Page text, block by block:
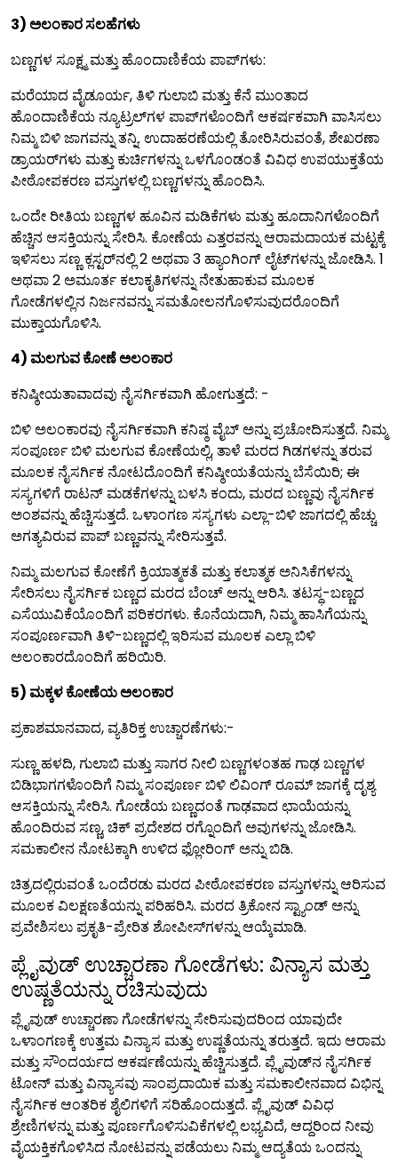
3) ಅಲಂಕಾರ ಸಲಹೆಗಳು
ಬಣ್ಣಗಳ ಸೂಕ್ಷ್ಮ ಮತ್ತು ಹೊಂದಾಣಿಕೆಯ ಪಾಪ್‌ಗಳು:
ಮರೆಯಾದ ವೈಡೂರ್ಯ, ತಿಳಿ ಗುಲಾಬಿ ಮತ್ತು ಕೆನೆ ಮುಂತಾದ
ಹೊಂದಾಣಿಕೆಯ ನ್ಯೂಟ್ರಲ್‌ಗಳ ಪಾಪ್‌ಗಳೊಂದಿಗೆ ಆಕರ್ಷಕವಾಗಿ ವಾಸಿಸಲು
ನಿಮ್ಮ ಬಿಳಿ ಜಾಗವನ್ನು ತನ್ನಿ. ಉದಾಹರಣೆಯಲ್ಲಿ ತೋರಿಸಿರುವಂತೆ, ಶೇಖರಣಾ
ಡ್ರಾಯರ್‌ಗಳು ಮತ್ತು ಕುರ್ಚಿಗಳನ್ನು ಒಳಗೊಂಡಂತೆ ವಿವಿಧ ಉಪಯುಕ್ತತೆಯ
ಪೀಠೋಪಕರಣ ವಸ್ತುಗಳಲ್ಲಿ ಬಣ್ಣಗಳನ್ನು ಹೊಂದಿಸಿ.
ಒಂದೇ ರೀತಿಯ ಬಣ್ಣಗಳ ಹೂವಿನ ಮಡಿಕೆಗಳು ಮತ್ತು ಹೂದಾನಿಗಳೊಂದಿಗೆ
ಹೆಚ್ಚಿನ ಆಸಕ್ತಿಯನ್ನು ಸೇರಿಸಿ. ಕೋಣೆಯ ಎತ್ತರವನ್ನು ಆರಾಮದಾಯಕ ಮಟ್ಟಕ್ಕೆ
ಇಳಿಸಲು ಸಣ್ಣ ಕ್ಲಸ್ಟರ್‌ನಲ್ಲಿ 2 ಅಥವಾ 3 ಹ್ಯಾಂಗಿಂಗ್ ಲೈಟ್‌ಗಳನ್ನು ಜೋಡಿಸಿ. 1
ಅಥವಾ 2 ಅಮೂರ್ತ ಕಲಾಕೃತಿಗಳನ್ನು ನೇತುಹಾಕುವ ಮೂಲಕ
ಗೋಡೆಗಳಲ್ಲಿನ ನಿರ್ಜನವನ್ನು ಸಮತೋಲನಗೊಳಿಸುವುದರೊಂದಿಗೆ
ಮುಕ್ತಾಯಗೊಳಿಸಿ.
4) ಮಲಗುವ ಕೋಣೆ ಅಲಂಕಾರ
ಕನಿಷ್ಠೀಯತಾವಾದವು ನೈಸರ್ಗಿಕವಾಗಿ ಹೋಗುತ್ತದೆ: -
ಬಿಳಿ ಅಲಂಕಾರವು ನೈಸರ್ಗಿಕವಾಗಿ ಕನಿಷ್ಠ ವೈಬ್ ಅನ್ನು ಪ್ರಚೋದಿಸುತ್ತದೆ. ನಿಮ್ಮ
ಸಂಪೂರ್ಣ ಬಿಳಿ ಮಲಗುವ ಕೋಣೆಯಲ್ಲಿ, ತಾಳೆ ಮರದ ಗಿಡಗಳನ್ನು ತರುವ
ಮೂಲಕ ನೈಸರ್ಗಿಕ ನೋಟದೊಂದಿಗೆ ಕನಿಷ್ಠೀಯತೆಯನ್ನು ಬೆಸೆಯಿರಿ; ಈ
ಸಸ್ಯಗಳಿಗೆ ರಾಟನ್ ಮಡಕೆಗಳನ್ನು ಬಳಸಿ ಕಂದು, ಮರದ ಬಣ್ಣವು ನೈಸರ್ಗಿಕ
ಅಂಶವನ್ನು ಹೆಚ್ಚಿಸುತ್ತದೆ. ಒಳಾಂಗಣ ಸಸ್ಯಗಳು ಎಲ್ಲಾ-ಬಿಳಿ ಜಾಗದಲ್ಲಿ ಹೆಚ್ಚು
ಅಗತ್ಯವಿರುವ ಪಾಪ್ ಬಣ್ಣವನ್ನು ಸೇರಿಸುತ್ತವೆ.
ನಿಮ್ಮ ಮಲಗುವ ಕೋಣೆಗೆ ಕ್ರಿಯಾತ್ಮಕತೆ ಮತ್ತು ಕಲಾತ್ಮಕ ಅನಿಸಿಕೆಗಳನ್ನು
ಸೇರಿಸಲು ನೈಸರ್ಗಿಕ ಬಣ್ಣದ ಮರದ ಬೆಂಚ್ ಅನ್ನು ಆರಿಸಿ. ತಟಸ್ಥ-ಬಣ್ಣದ
ಎಸೆಯುವಿಕೆಯೊಂದಿಗೆ ಪರಿಕರಗಳು. ಕೊನೆಯದಾಗಿ, ನಿಮ್ಮ ಹಾಸಿಗೆಯನ್ನು
ಸಂಪೂರ್ಣವಾಗಿ ತಿಳಿ-ಬಣ್ಣದಲ್ಲಿ ಇರಿಸುವ ಮೂಲಕ ಎಲ್ಲಾ ಬಿಳಿ
ಅಲಂಕಾರದೊಂದಿಗೆ ಹರಿಯಿರಿ.
5) ಮಕ್ಕಳ ಕೋಣೆಯ ಅಲಂಕಾರ
ಪ್ರಕಾಶಮಾನವಾದ, ವ್ಯತಿರಿಕ್ತ ಉಚ್ಚಾರಣೆಗಳು:-
ಸುಣ್ಣ ಹಳದಿ, ಗುಲಾಬಿ ಮತ್ತು ಸಾಗರ ನೀಲಿ ಬಣ್ಣಗಳಂತಹ ಗಾಢ ಬಣ್ಣಗಳ
ಬಿಡಿಭಾಗಗಳೊಂದಿಗೆ ನಿಮ್ಮ ಸಂಪೂರ್ಣ ಬಿಳಿ ಲಿವಿಂಗ್ ರೂಮ್ ಜಾಗಕ್ಕೆ ದೃಶ್ಯ
ಆಸಕ್ತಿಯನ್ನು ಸೇರಿಸಿ. ಗೋಡೆಯ ಬಣ್ಣದಂತೆ ಗಾಢವಾದ ಛಾಯೆಯನ್ನು
ಹೊಂದಿರುವ ಸಣ್ಣ, ಚಿಕ್ ಪ್ರದೇಶದ ರಗ್ನೊಂದಿಗೆ ಅವುಗಳನ್ನು ಜೋಡಿಸಿ.
ಸಮಕಾಲೀನ ನೋಟಕ್ಕಾಗಿ ಉಳಿದ ಫ್ಲೋರಿಂಗ್ ಅನ್ನು ಬಿಡಿ.
ಚಿತ್ರದಲ್ಲಿರುವಂತೆ ಒಂದೆರಡು ಮರದ ಪೀಠೋಪಕರಣ ವಸ್ತುಗಳನ್ನು ಆರಿಸುವ
ಮೂಲಕ ವಿಲಕ್ಷಣತೆಯನ್ನು ಪರಿಹರಿಸಿ. ಮರದ ತ್ರಿಕೋನ ಸ್ಟ್ಯಾಂಡ್ ಅನ್ನು
ಪ್ರವೇಶಿಸಲು ಪ್ರಕೃತಿ-ಪ್ರೇರಿತ ಶೋಪೀಸ್‌ಗಳನ್ನು ಆಯ್ಕೆಮಾಡಿ.
ಪ್ಲೈವುಡ್ ಉಚ್ಚಾರಣಾ ಗೋಡೆಗಳು: ವಿನ್ಯಾಸ ಮತ್ತು
ಉಷ್ಣತೆಯನ್ನು ರಚಿಸುವುದು
ಪ್ಲೈವುಡ್ ಉಚ್ಚಾರಣಾ ಗೋಡೆಗಳನ್ನು ಸೇರಿಸುವುದರಿಂದ ಯಾವುದೇ
ಒಳಾಂಗಣಕ್ಕೆ ಉತ್ತಮ ವಿನ್ಯಾಸ ಮತ್ತು ಉಷ್ಣತೆಯನ್ನು ತರುತ್ತದೆ. ಇದು ಆರಾಮ
ಮತ್ತು ಸೌಂದರ್ಯದ ಆಕರ್ಷಣೆಯನ್ನು ಹೆಚ್ಚಿಸುತ್ತದೆ. ಪ್ಲೈವುಡ್‌ನ ನೈಸರ್ಗಿಕ
ಟೋನ್ ಮತ್ತು ವಿನ್ಯಾಸವು ಸಾಂಪ್ರದಾಯಿಕ ಮತ್ತು ಸಮಕಾಲೀನವಾದ ವಿಭಿನ್ನ
ನೈಸರ್ಗಿಕ ಆಂತರಿಕ ಶೈಲಿಗಳಿಗೆ ಸರಿಹೊಂದುತ್ತದೆ. ಪ್ಲೈವುಡ್ ವಿವಿಧ
ಶ್ರೇಣಿಗಳನ್ನು ಮತ್ತು ಪೂರ್ಣಗೊಳಿಸುವಿಕೆಗಳಲ್ಲಿ ಲಭ್ಯವಿದೆ, ಆದ್ದರಿಂದ ನೀವು
ವೈಯಕ್ತಿಕಗೊಳಿಸಿದ ನೋಟವನ್ನು ಪಡೆಯಲು ನಿಮ್ಮ ಆದ್ಯತೆಯ ಒಂದನ್ನು